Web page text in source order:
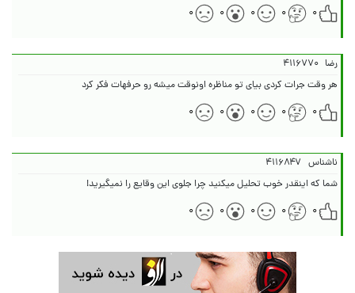
۰
۰ ۰ ۰ ۰
رضا ۴۱۱۶۷۷۰
هر وقت جرات كردى بياى تو مناظره اونوقت ميشه رو حرفهات فكر كرد
۰
۰ ۰ ۰ ۰
ناشناس ۴۱۱۶۸۴۷
شما که اینقدر خوب تحلیل میکنید چرا جلوی این وقایع را نمیگیرید!
۰
۰ ۰ ۰ ۰